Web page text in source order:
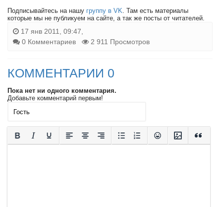
Подписывайтесь на нашу группу в VK. Там есть материалы
которые мы не публикуем на сайте, а так же посты от читателей.
17 янв 2011, 09:47,
0 Комментариев
2 911 Просмотров
КОММЕНТАРИИ 0
Пока нет ни одного комментария.
Добавьте комментарий первым!